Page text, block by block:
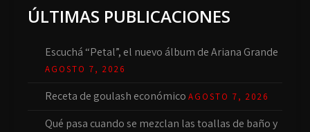
ÚLTIMAS PUBLICACIONES
Escuchá “Petal”, el nuevo álbum de Ariana Grande
AGOSTO 7, 2026
Receta de goulash económico AGOSTO 7, 2026
Qué pasa cuando se mezclan las toallas de baño y